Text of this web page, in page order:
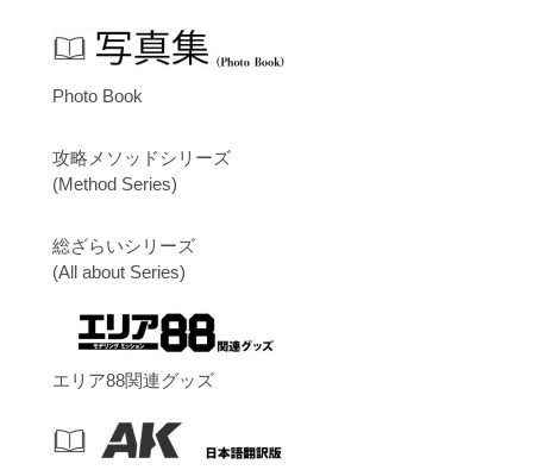
Photo Book
攻略メソッドシリーズ
(Method Series)
総ざらいシリーズ
(All about Series)
エリア88関連グッズ